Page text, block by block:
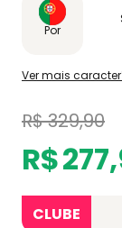
Por
Ver mais
R$329,90
R$277,
CLUBE